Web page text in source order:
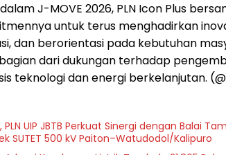
J-MOVE 2026, PLN Icon Plus
untuk terus menghadirkan
dan berorientasi pada kebutuhan
dari dukungan terhadap
teknologi dan energi berkelanjutan.
PLN UIP JBTB Perkuat Sinergi dengan Balai
SUTET 500 kV Paiton–Watudodol/Kalipuro